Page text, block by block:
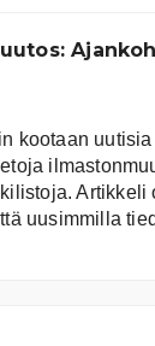
kootaan
Artikkeli
uusimmilla